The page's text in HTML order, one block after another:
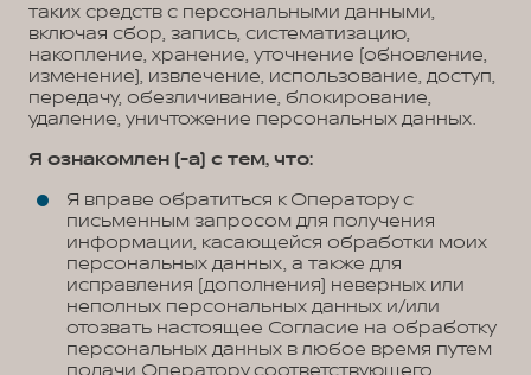
таких средств с персональными данными,
включая сбор, запись, систематизацию,
накопление, хранение, уточнение (обновление,
изменение), извлечение, использование, доступ,
передачу, обезличивание, блокирование,
удаление, уничтожение персональных данных.
Я ознакомлен (-а) с тем, что:
Я вправе обратиться к Оператору с
письменным запросом для получения
информации, касающейся обработки моих
персональных данных, а также для
исправления (дополнения) неверных или
неполных персональных данных и/или
отозвать настоящее Согласие на обработку
персональных данных в любое время путем